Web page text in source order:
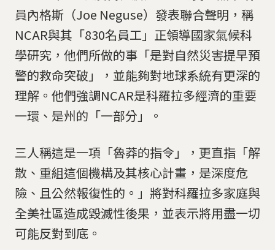
員內格斯（Joe Neguse）發表聯合聲明，稱
NCAR與其「830名員工」正領導國家氣候科
學研究，他們所做的事「是對自然災害提早預
警的救命突破」，並能夠對地球系統有更深的
理解。他們強調NCAR是科羅拉多經濟的重要
一環、是州的「一部分」。
三人稱這是一項「魯莽的指令」，更直指「解
散、重組這個機構及其核心計畫，是深度危
險、且公然報復性的。」將對科羅拉多家庭與
全美社區造成毀滅性後果，並表示將用盡一切
可能反對到底。